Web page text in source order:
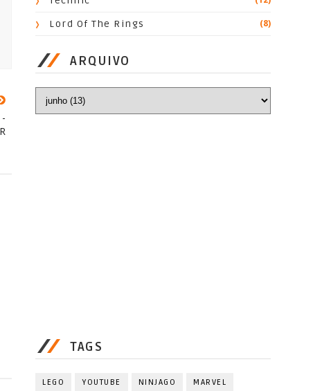
Lord Of The Rings (8)
ARQUIVO
TAGS
LEGO YOUTUBE NINJAGO MARVEL